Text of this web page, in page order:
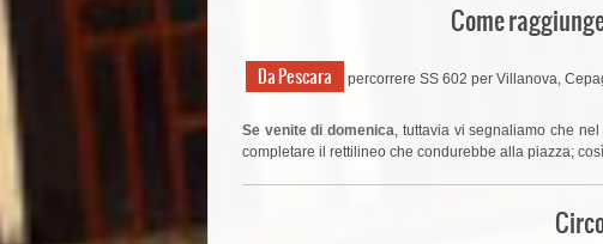
Come
Da Pescara percorrere SS 602 per Villanova,
Se venite di domenica, tuttavia vi segnaliamo che
completare il rettilineo che condurebbe alla piazza;